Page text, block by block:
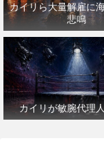
カイリら大量解雇に
悲鳴
カイリが敏腕代理